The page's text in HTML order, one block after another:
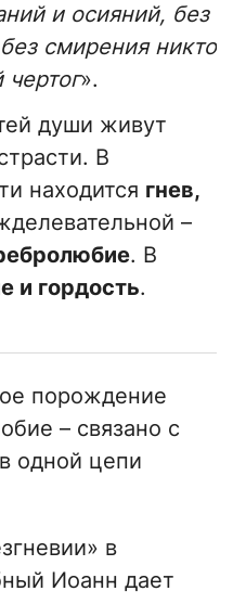
и осияний, без
смирения никто
».
души живут
В
находится гнев,
–
. В
и гордость.
порождение
– связано с
одной цепи
в
Иоанн дает